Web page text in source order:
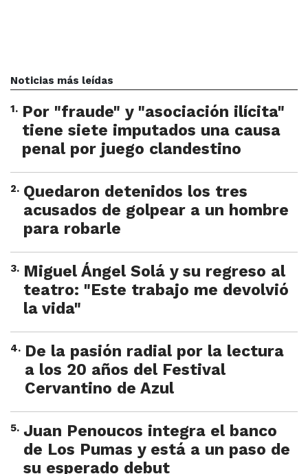
Noticias más leídas
1. Por "fraude" y "asociación ilícita"
tiene siete imputados una causa
penal por juego clandestino
2. Quedaron detenidos los tres
acusados de golpear a un hombre
para robarle
3. Miguel Ángel Solá y su regreso al
teatro: "Este trabajo me devolvió
la vida"
4. De la pasión radial por la lectura
a los 20 años del Festival
Cervantino de Azul
5. Juan Penoucos integra el banco
de Los Pumas y está a un paso de
su esperado debut